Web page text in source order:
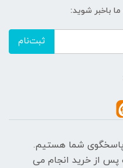
باخبر شوید:
ثبت‌نام
هفت روز هفته ، ساعت 11 الی 18 پاسخگوی شما هستیم.
سفارش ها 48 ساعت پس از خرید انجام می